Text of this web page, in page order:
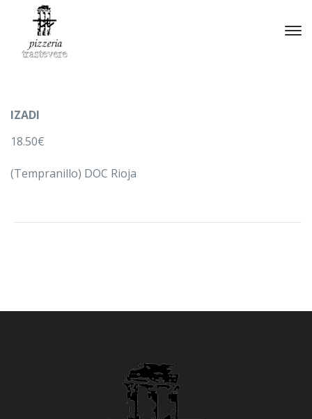
IZADI
18.50€
(Tempranillo) DOC Rioja